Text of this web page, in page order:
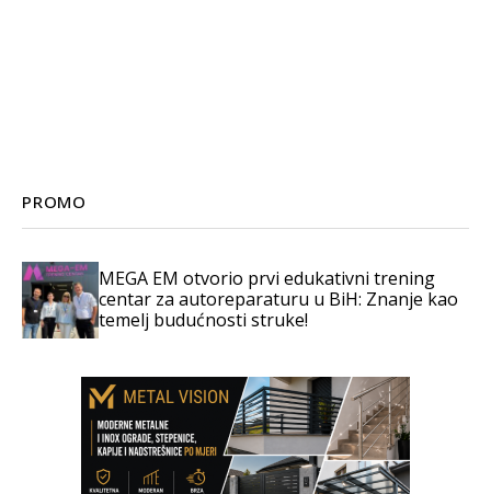
PROMO
MEGA EM otvorio prvi edukativni trening
centar za autoreparaturu u BiH: Znanje kao
temelj budućnosti struke!